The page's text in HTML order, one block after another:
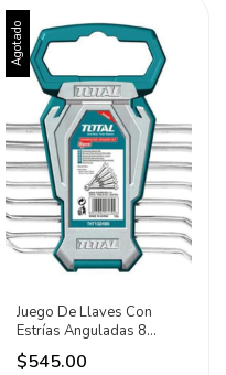
Agotado
Juego De Llaves Con
Estrías Anguladas 8
Piezas Total Gris
$545.00